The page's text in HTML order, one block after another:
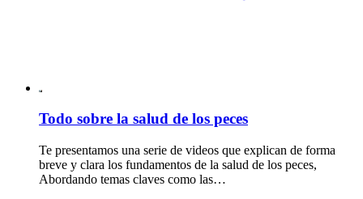
Todo sobre la salud de los peces
Te presentamos una serie de videos que explican de forma
breve y clara los fundamentos de la salud de los peces,
Abordando temas claves como las…